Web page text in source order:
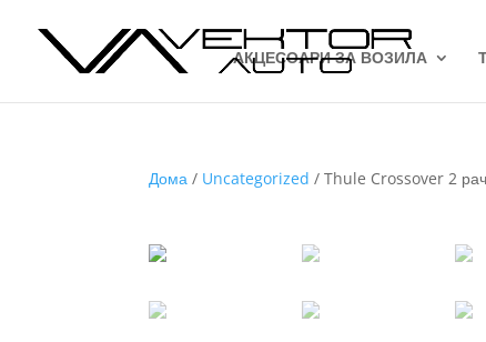
АКЦЕСОАРИ ЗА ВОЗИЛА
Дома / Uncategorized / Thule Crossover 2